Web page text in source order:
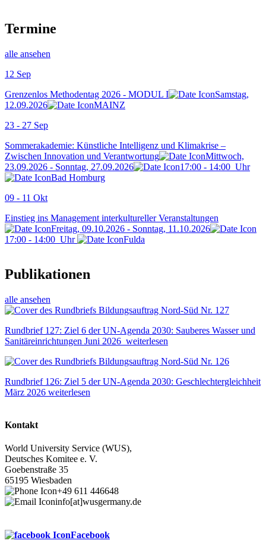
Termine
alle ansehen
12 Sep
Grenzenlos Methodentag 2026 - MODUL I
Samstag,
12.09.2026
MAINZ
23 - 27 Sep
Sommerakademie: Künstliche Intelligenz und Klimakrise –
Zwischen Innovation und Verantwortung
Mittwoch,
23.09.2026 - Sonntag, 27.09.2026
17:00 - 14:00 Uhr
Bad Homburg
09 - 11 Okt
Einstieg ins Management interkultureller Veranstaltungen
Freitag, 09.10.2026 - Sonntag, 11.10.2026
17:00 - 14:00 Uhr Fulda
Publikationen
alle ansehen
Rundbrief 127: Ziel 6 der UN-Agenda 2030: Sauberes Wasser und
Sanitäreinrichtungen Juni 2026 weiterlesen
Rundbrief 126: Ziel 5 der UN-Agenda 2030: Geschlechtergleichheit
März 2026 weiterlesen
Kontakt
World University Service (WUS),
Deutsches Komitee e. V.
Goebenstraße 35
65195 Wiesbaden
+49 611 446648
info[at]wusgermany.de
Facebook